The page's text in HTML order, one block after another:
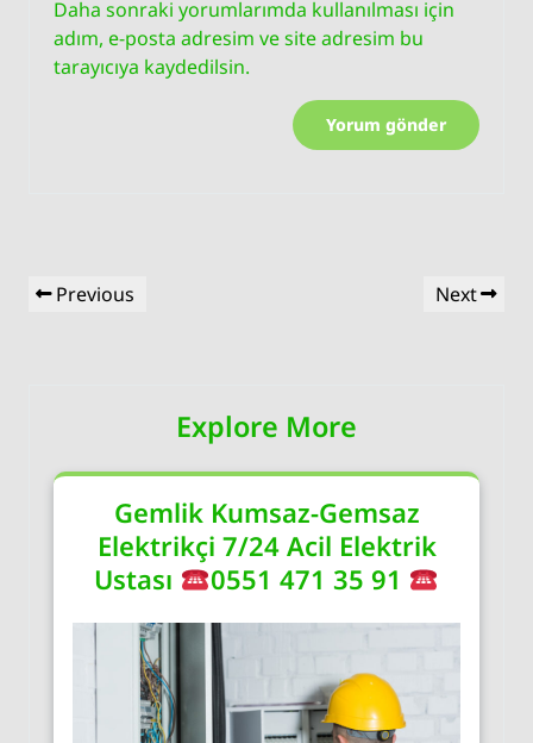
Daha sonraki yorumlarımda kullanılması için
adım, e-posta adresim ve site adresim bu
tarayıcıya kaydedilsin.
Yazı
gezinmesi
Previous
Previous
Next
Next
Explore More
Gemlik Kumsaz-Gemsaz
Elektrikçi 7/24 Acil Elektrik
Ustası
0551 471 35 91